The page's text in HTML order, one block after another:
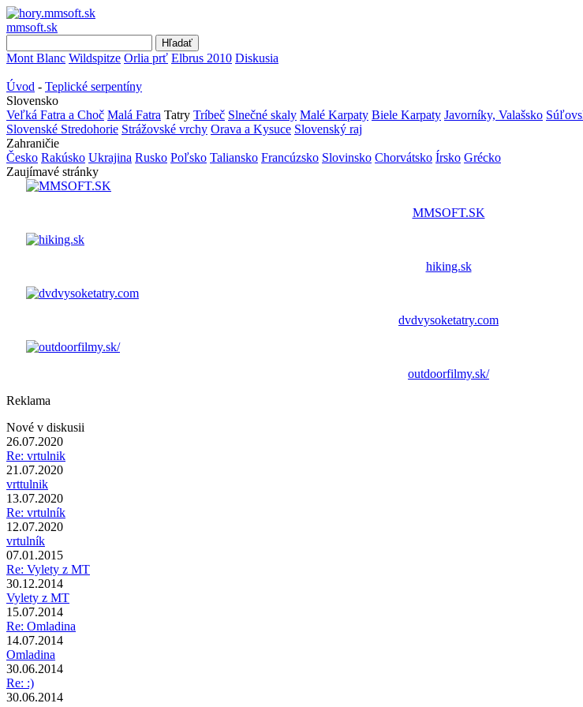
mmsoft.sk
Mont Blanc Wildspitze Orlia prť Elbrus 2010 Diskusia
Úvod - Teplické serpentíny
Slovensko
Veľká Fatra a Choč Malá Fatra Tatry Tríbeč Slnečné skaly Malé Karpaty Biele Karpaty Javorníky, Valašsko
Slovenské Stredohorie Strážovské vrchy Orava a Kysuce Slovenský raj
Zahraničie
Česko Rakúsko Ukrajina Rusko Poľsko Taliansko Francúzsko Slovinsko Chorvátsko Írsko Grécko
Zaujímavé stránky
MMSOFT.SK
hiking.sk
dvdvysoketatry.com
outdoorfilmy.sk/
Reklama
Nové v diskusii
26.07.2020
Re: vrtulnik
21.07.2020
vrttulnik
13.07.2020
Re: vrtulník
12.07.2020
vrtulník
07.01.2015
Re: Vylety z MT
30.12.2014
Vylety z MT
15.07.2014
Re: Omladina
14.07.2014
Omladina
30.06.2014
Re: :)
30.06.2014